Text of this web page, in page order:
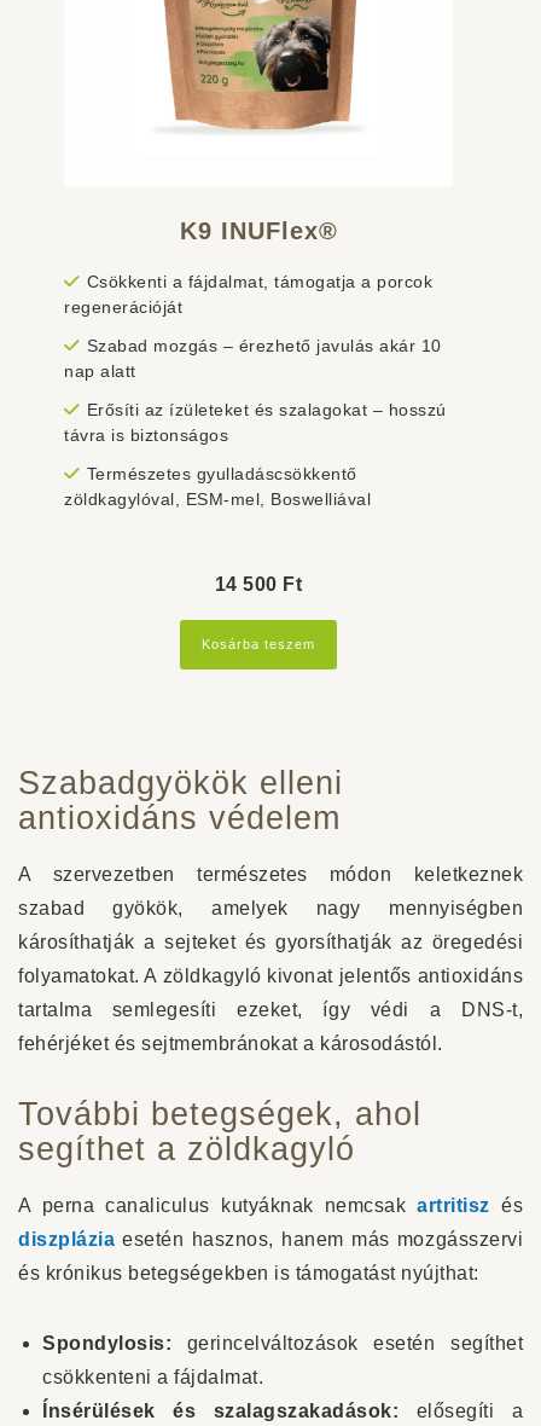
K9 INUFlex®
Csökkenti a fájdalmat, támogatja a porcok
regenerációját
Szabad mozgás – érezhető javulás akár 10
nap alatt
Erősíti az ízületeket és szalagokat – hosszú
távra is biztonságos
Természetes gyulladáscsökkentő
zöldkagylóval, ESM-mel, Boswelliával
14 500 Ft
Kosárba teszem
Szabadgyökök elleni
antioxidáns védelem
A szervezetben természetes módon keletkeznek
szabad gyökök, amelyek nagy mennyiségben
károsíthatják a sejteket és gyorsíthatják az öregedési
folyamatokat. A zöldkagyló kivonat jelentős antioxidáns
tartalma semlegesíti ezeket, így védi a DNS-t,
fehérjéket és sejtmembránokat a károsodástól.
További betegségek, ahol
segíthet a zöldkagyló
A perna canaliculus kutyáknak nemcsakartritisz és
diszplázia esetén hasznos, hanem más mozgásszervi
és krónikus betegségekben is támogatást nyújthat:
Spondylosis: gerincelváltozások esetén segíthet
csökkenteni a fájdalmat.
Ínsérülések és szalagszakadások: elősegíti a